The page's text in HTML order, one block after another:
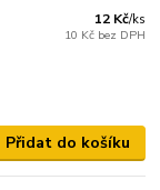
12 Kč/ks
10 Kč bez DPH
Přidat do košíku